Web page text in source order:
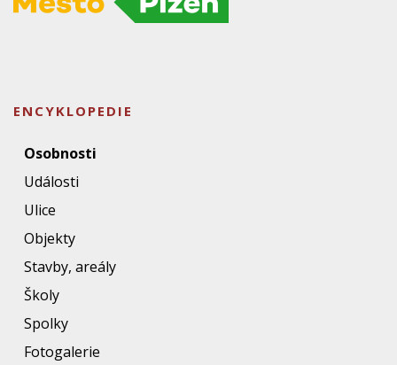
ENCYKLOPEDIE
Osobnosti
Události
Ulice
Objekty
Stavby, areály
Školy
Spolky
Fotogalerie